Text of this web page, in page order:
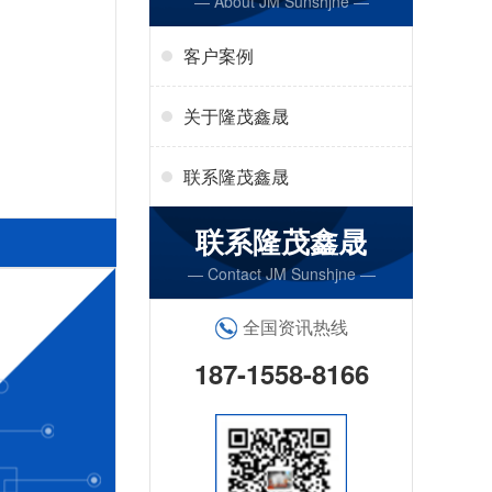
客户案例
关于隆茂鑫晟
联系隆茂鑫晟
联系隆茂鑫晟
— Contact JM Sunshjne —
全国资讯热线
187-1558-8166